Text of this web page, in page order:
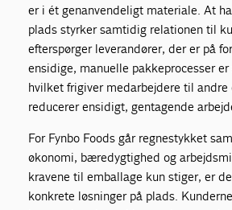
er i ét genanvendeligt materiale. At
plads styrker samtidig relationen til
efterspørger leverandører, der er på
ensidige, manuelle pakkeprocesser
hvilket frigiver medarbejdere til andre
reducerer ensidigt, gentagende
For Fynbo Foods går regnestykket
økonomi, bæredygtighed og
kravene til emballage kun stiger, er
konkrete løsninger på plads.